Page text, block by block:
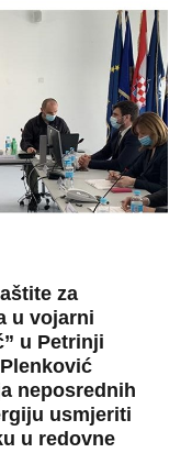
za
u vojarni
u Petrinji
neposrednih
usmjeriti
u redovne